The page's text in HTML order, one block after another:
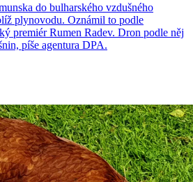
do bulharského vzdušného
plynovodu. Oznámil to podle
premiér Rumen Radev. Dron podle něj
píše agentura DPA.